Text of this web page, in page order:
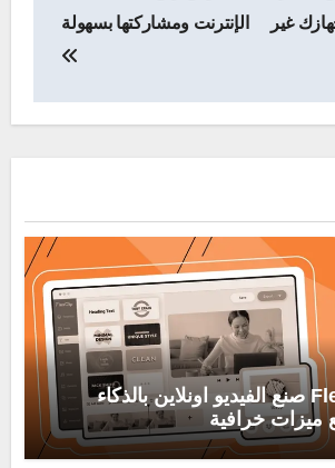
غير
الإنترنت ومشاركتها بسهولة
برنامج FlexClip صنع الفيديو اونلاين بالذكاء
ميزات خرافية